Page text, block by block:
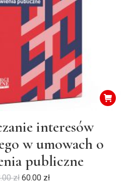
interesów
w umowach o
publiczne
zł Pierwotna
60.00 złAktualna